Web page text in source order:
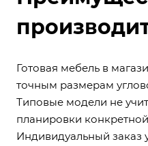
Готовая мебель в
точным размерам
Типовые модели не
планировки
Индивидуальный заказ